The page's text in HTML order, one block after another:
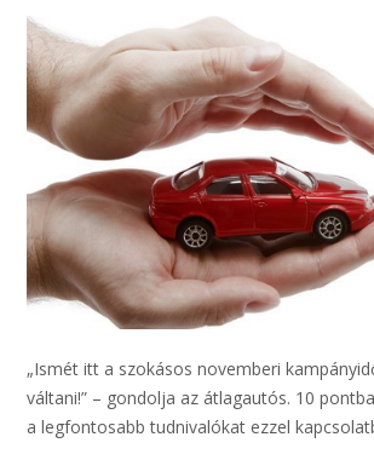
„Ismét itt a szokásos novemberi
váltani!” – gondolja az átlagautós. 10
a legfontosabb tudnivalókat ezzel